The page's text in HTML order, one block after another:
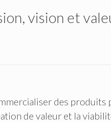
vision et
des produits
de valeur et la